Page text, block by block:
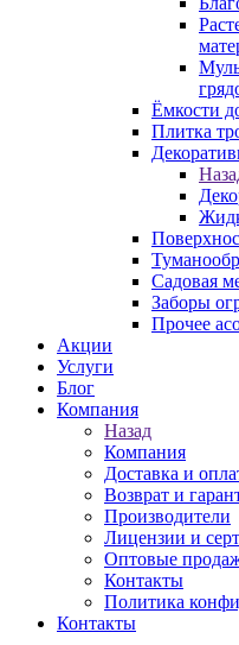
Ёмкости
Плитка
Садовая
Заборы
Прочее
Акции
Услуги
Блог
Компания
Назад
Компания
Доставка и
Возврат и
Производители
Лицензии и
Оптовые
Контакты
Политика
Контакты